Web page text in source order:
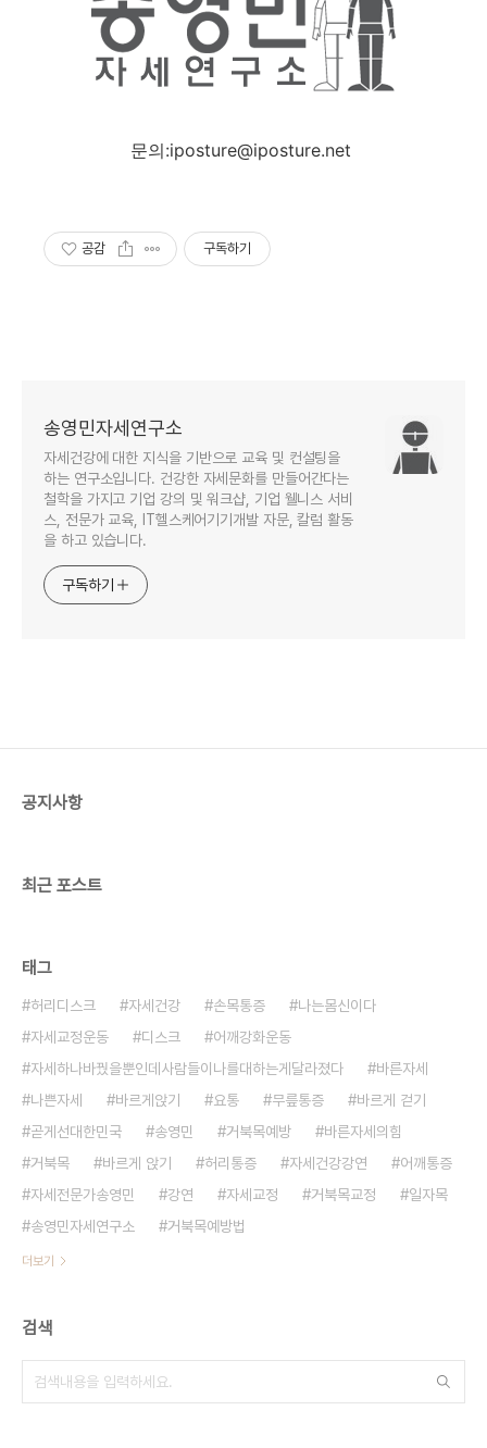
문의:iposture@iposture.net
공감 구독하기
송영민자세연구소
자세건강에 대한 지식을 기반으로 교육 및 컨설팅을
하는 연구소입니다. 건강한 자세문화를 만들어간다는
철학을 가지고 기업 강의 및 워크샵, 기업 웰니스 서비
스, 전문가 교육, IT헬스케어기기개발 자문, 칼럼 활동
을 하고 있습니다.
구독하기
공지사항
최근 포스트
태그
허리디스크 자세건강 손목통증
나는몸신이다
자세교정운동
디스크
어깨강화운동
자세하나바꿨을뿐인데사람들이나를대하는게달라졌다
바른자세
나쁜자세
바르게앉기 요통 무릎통증
바르게 걷기
곧게선대한민국
송영민 거북목예방
바른자세의힘
거북목
바르게 앉기 허리통증 자세건강강연
어깨통증
자세전문가송영민
강연 자세교정 거북목교정
일자목
송영민자세연구소
거북목예방법
더보기
검색